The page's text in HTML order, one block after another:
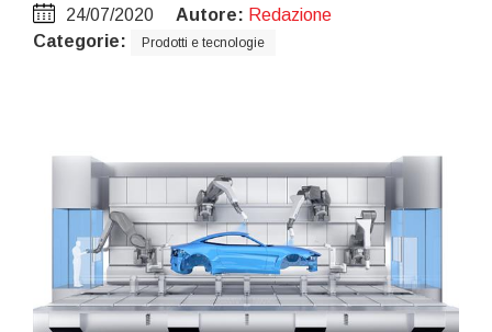
24/07/2020 Autore: Redazione
Categorie:
Prodotti e tecnologie